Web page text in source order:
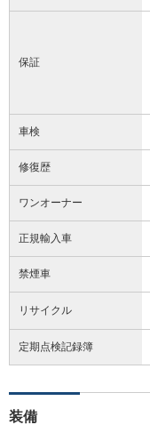
保証
車検
修復歴
ワンオーナー
正規輸入車
禁煙車
リサイクル
定期点検記録簿
装備